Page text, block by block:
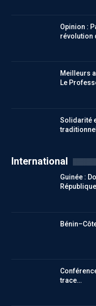
Opinion :
révolution
Meilleurs
Le
Solidarité
International
Guinée :
trace…